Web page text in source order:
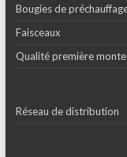
Bougies de
Faisceaux
Qualité première monte
Réseau de distribution